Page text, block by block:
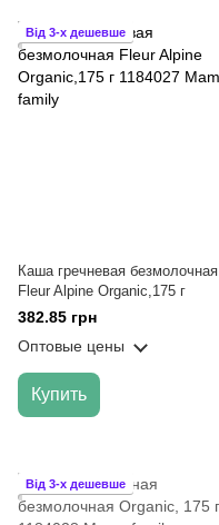
Від 3-х дешевше
Каша гречневая безмолочная
Fleur Alpine Organic,175 г
382.85 грн
Оптовые цены
Купить
Від 3-х дешевше